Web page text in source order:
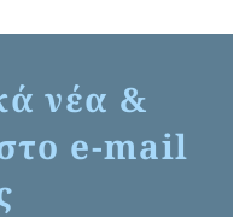
νέα &
e-mail